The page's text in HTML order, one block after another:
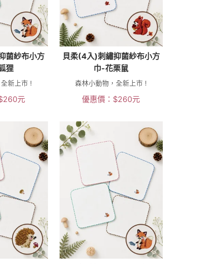
菌紗布小方
狸
新上市 !
260元
貝柔(4入)刺繡抑菌紗布小方
巾-花栗鼠
森林小動物，全新上市 !
優惠價： $260元